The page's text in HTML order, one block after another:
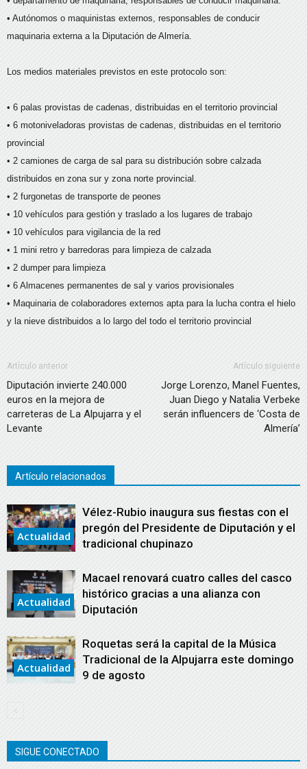
• Autónomos o maquinistas externos, responsables de conducir
maquinaria externa a la Diputación de Almería.
Los medios materiales previstos en este protocolo son:
• 6 palas provistas de cadenas, distribuidas en el territorio provincial
• 6 motoniveladoras provistas de cadenas, distribuidas en el territorio
provincial
• 2 camiones de carga de sal para su distribución sobre calzada
distribuidos en zona sur y zona norte provincial.
• 2 furgonetas de transporte de peones
• 10 vehículos para gestión y traslado a los lugares de trabajo
• 10 vehículos para vigilancia de la red
• 1 mini retro y barredoras para limpieza de calzada
• 2 dumper para limpieza
• 6 Almacenes permanentes de sal y varios provisionales
• Maquinaria de colaboradores externos apta para la lucha contra el hielo
y la nieve distribuidos a lo largo del todo el territorio provincial
Artículo anterior
Diputación invierte 240.000
euros en la mejora de
carreteras de La Alpujarra y el
Levante
Artículo siguiente
Jorge Lorenzo, Manel Fuentes,
Juan Diego y Natalia Verbeke
serán influencers de ‘Costa de
Almería’
Artículo relacionados
Actualidad
Vélez-Rubio inaugura sus fiestas con el
pregón del Presidente de Diputación y el
tradicional chupinazo
Actualidad
Macael renovará cuatro calles del casco
histórico gracias a una alianza con
Diputación
Actualidad
Roquetas será la capital de la Música
Tradicional de la Alpujarra este domingo
9 de agosto
SIGUE CONECTADO